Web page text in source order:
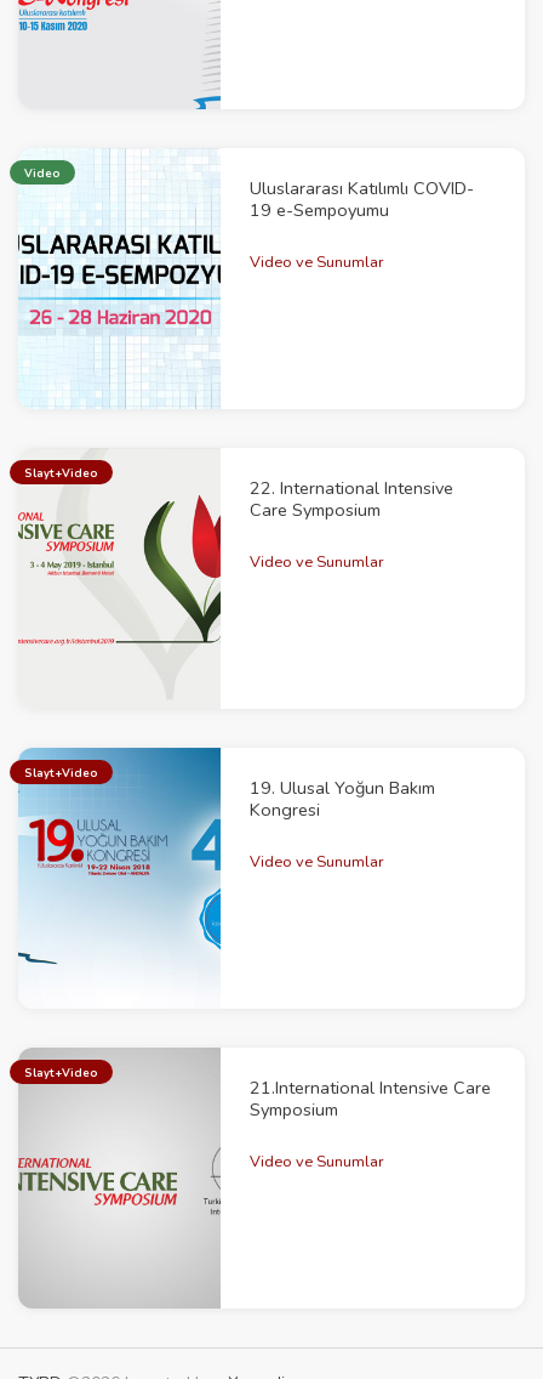
Video
Uluslararası Katılımlı COVID-
19 e-Sempoyumu
Video ve Sunumlar
Slayt+Video
22. International Intensive
Care Symposium
Video ve Sunumlar
Slayt+Video
19. Ulusal Yoğun Bakım
Kongresi
Video ve Sunumlar
Slayt+Video
21.International Intensive Care
Symposium
Video ve Sunumlar